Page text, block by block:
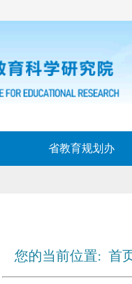
省教育规划办
您的当前位置: 首